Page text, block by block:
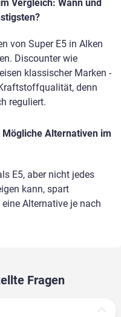
Vergleich: Wann und
von Super E5 in Alken
Discounter wie
klassischer Marken -
denn
reguliert.
Mögliche Alternativen im
E5, aber nicht jedes
kann, spart
Alternative je nach
Fragen